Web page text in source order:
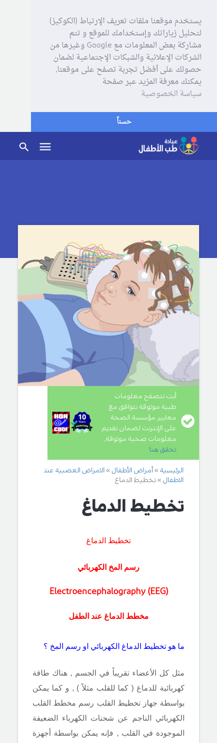
يستخدم موقعنا ملفات تعريف الإرتباط (الكوكيز)
لتحليل زياراتك وإستخدامك للموقع و تتم
مشاركة بعض المعلومات مع Google وغيرها من
الشركات الإعلانية والشبكات الإجتماعية لضمان
حصولك على أفضل تجربة تصفح على موقعنا,
يمكنك معرفة المزيد عبر صفحة
سياسة الخصوصية
حسناً
أنت تتصفح معلومات
طبية موثوقة تتوافق مع
معايير مؤسسة الصحة
على الإنترنت لضمان تقديم
معلومات صحية موثوقة,
تحقق هنا.
الرئيسية أمراض الأطفال
الامراض العصبية عند
الاطفال
تخطيط الدماغ
تخطيط الدماغ
تخطيط الدماغ
رسم المخ الكهربائي
Electroencephalography(EEG)
مخطط الدماغ عند الطفل
ما هو تخطيط الدماغ الكهربائي او رسم المخ ؟
مثل كل الأعضاء تقريباً في الجسم , هناك طاقة
كهربائية للدماغ ( كما للقلب مثلاً ) , و كما يمكن
بواسطة جهاز تخطيط القلب رسم مخطط القلب
الكهربائي الناجم عن شحنات الكهرباء الضعيفة
الموجودة في القلب , فإنه يمكن بواسطة أجهزة